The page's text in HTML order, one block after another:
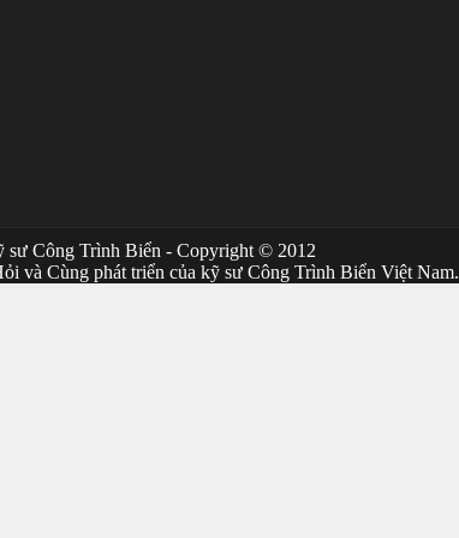
sư Công Trình Biển - Copyright © 2012
và Cùng phát triển của kỹ sư Công Trình Biển Việt Nam.